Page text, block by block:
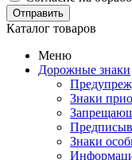
Отправить
Каталог товаров
Меню
Дорожные знаки
Знаки
Знаки